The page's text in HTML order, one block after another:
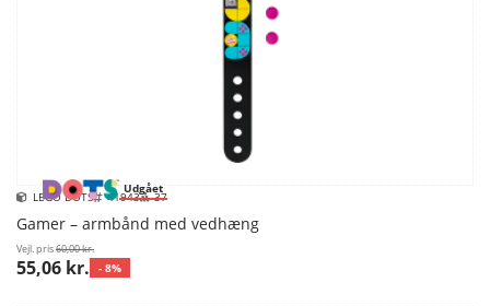
Udgået
LEGO DOTS 41943 37
Gamer – armbånd med vedhæng
Vejl. pris60,00 kr.
55,06 kr. - 8%